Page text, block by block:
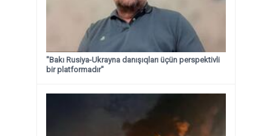
"Bakı Rusiya-Ukrayna danışıqları üçün perspektivli
bir platformadır"